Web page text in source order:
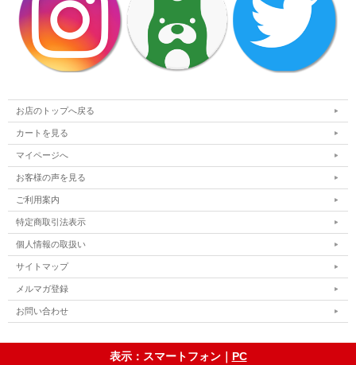
お店のトップへ戻る
カートを見る
マイページへ
お客様の声を見る
ご利用案内
特定商取引法表示
個人情報の取扱い
サイトマップ
メルマガ登録
お問い合わせ
表示：スマートフォン｜ PC